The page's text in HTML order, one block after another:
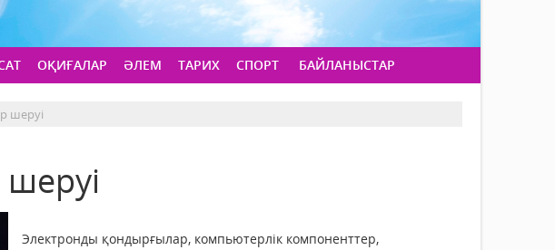
ОҚИҒАЛАР ӘЛЕМ ТАРИХ СПОРТ БАЙЛАНЫСТАР
шеруі
Электронды қондырғылар, компьютерлік компоненттер,